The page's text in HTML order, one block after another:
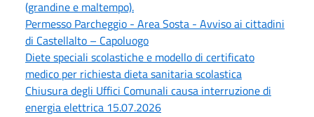
(grandine e maltempo).
Permesso Parcheggio - Area Sosta - Avviso ai cittadini
di Castellalto – Capoluogo
Diete speciali scolastiche e modello di certificato
medico per richiesta dieta sanitaria scolastica
Chiusura degli Uffici Comunali causa interruzione di
energia elettrica 15.07.2026